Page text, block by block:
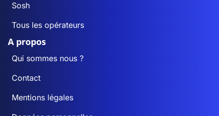
Sosh
Tous les opérateurs
A propos
Qui sommes nous ?
Contact
Mentions légales